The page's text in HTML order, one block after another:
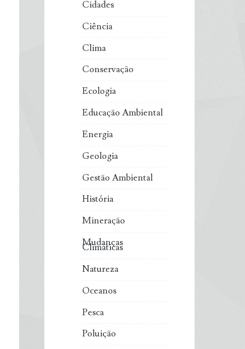
Cidades
Ciência
Clima
Conservação
Ecologia
Educação Ambiental
Energia
Geologia
Gestão Ambiental
História
Mineração
Mudanças
Climáticas
Natureza
Oceanos
Pesca
Poluição